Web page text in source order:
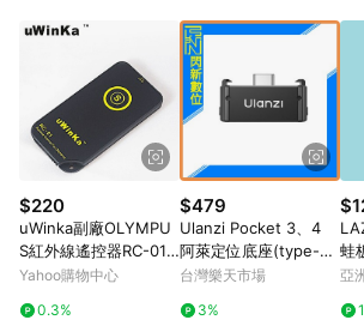
市場 45 天內完成訂單出貨及結帳，則不符合贈點資格
使用APP、或中途瀏覽比價網、回饋網、Google
由網頁版(電腦版/手機版網頁)切換為App都將會
無法進行 LINE POINTS 回饋。 (5) LINE 購物為購物資訊整合性
平台，商品資料更新會有時間差，如顯示之商品規
位、贈品與台灣樂天市場銷售網頁不符，以銷售網
(6) 導購訂單已逾 365 天，根據台灣樂天回饋規定
不符合回饋資格。 (7) 若上述或其他原因，致使消費者無接收到
點數回饋或點數回饋有爭議，台灣樂天市場保有更
追訴之權利，活動詳情以樂天市場網站公告為準。
$220
uWinka副廠OLYMPU
S紅外線遙控器RC-01
(相容奧林巴斯原廠RM
Yahoo購物中心
0.3%
$479
Ulanzi Pocket 3、4
阿萊定位底座(type-c)
快拆底座(PK-11,公司
台灣樂天市場
3%
蛙
亞